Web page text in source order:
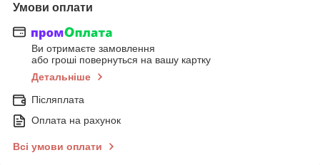
Умови оплати
Ви отримаєте замовлення
або гроші повернуться на вашу картку
Детальніше
Післяплата
Оплата на рахунок
Всі умови оплати